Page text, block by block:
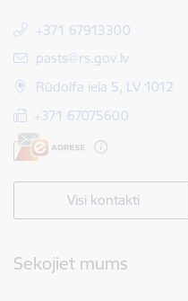
+371 67913300
E-pasts:
pasts@rs.gov.lv
Rūdolfa iela 5, LV 1012
+371 67075600
Visi kontakti
Sekojiet mums